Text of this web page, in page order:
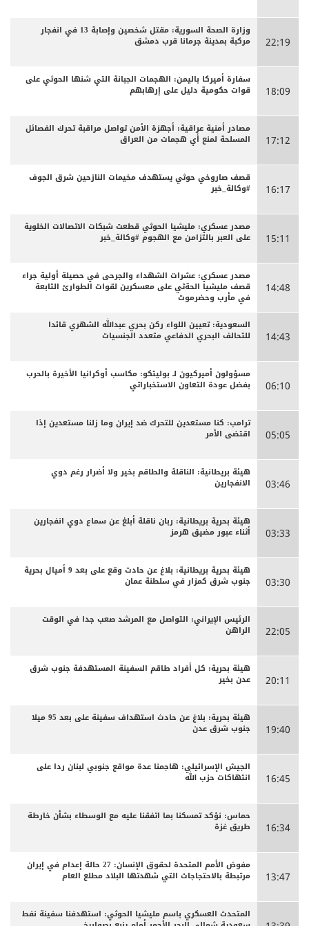
22:19
وزارة الصحة السورية: مقتل شخصين وإصابة 13 في انفجار
مركبة بمدينة جرمانا قرب دمشق
18:09
سفارة أميركا باليمن: الهجمات الجبانة التي شنها الحوثي على
قوات حكومية دليل على إرهابهم
17:12
مصادر أمنية عراقية: أجهزة الأمن تواصل مراقبة تحرك الفصائل
المسلحة لمنع أي هجمات من العراق
16:17
قصف صاروخي حوثي يستهدف مخيمات النازحين شرق الجوف
#وكالة_خبر
15:11
مصدر عسكري: مليشيا الحوثي قطعت شبكات الاتصالات الخلوية
على العبر بالتزامن مع الهجوم #وكالة_خبر
14:48
مصدر عسكري: عشرات الشهداء والجرحى ‏في حصيلة أولية جراء
قصف مليشيا الحةثي على معسكرين لقوات الطوارئ التابعة
في مأرب وحضرموت
14:43
السعودية: تعيين اللواء ركن بحري عبدالله الشهري قائدا
للتحالف البحري الدفاعي متعدد الجنسيات
06:10
مسؤولون أميركيون لـ بوليتكو: مكاسب أوكرانيا الأخيرة بالحرب
بفضل عودة التعاون الاستخباراتي
05:05
ترامب: كنا مستعدين للتحرك ضد إيران وما زلنا مستعدين إذا
اقتضى الأمر
03:46
هيئة بريطانية: الناقلة والطاقم بخير ولا أضرار رغم دوي
الانفجارين
03:33
هيئة بحرية بريطانية: ربان ناقلة أبلغ عن سماع دوي انفجارين
أثناء عبور مضيق هرمز
03:30
هيئة بحرية بريطانية: بلاغ عن حادث وقع على بعد 9 أميال بحرية
جنوب شرق كمزار في سلطنة عمان
22:05
الرئيس الإيراني: التواصل مع المرشد صعب جدا في الوقت
الراهن
20:11
هيئة بحرية: كل أفراد طاقم السفينة المستهدفة جنوب شرق
عدن بخير
19:40
هيئة بحرية: بلاغ عن حادث استهداف سفينة على بعد 95 ميلا
جنوب شرق عدن
16:45
الجيش الإسرائيلي: هاجمنا عدة مواقع جنوبي لبنان ردا على
انتهاكات حزب الله
16:34
حماس: نؤكد تمسكنا بما اتفقنا عليه مع الوسطاء بشأن خارطة
طريق غزة
13:47
مفوض الأمم المتحدة لحقوق الإنسان: 27 حالة إعدام في إيران
مرتبطة بالاحتجاجات التي شهدتها البلاد مطلع العام
المتحدث العسكري باسم مليشيا الحوثي: استهدفنا سفينة نفط